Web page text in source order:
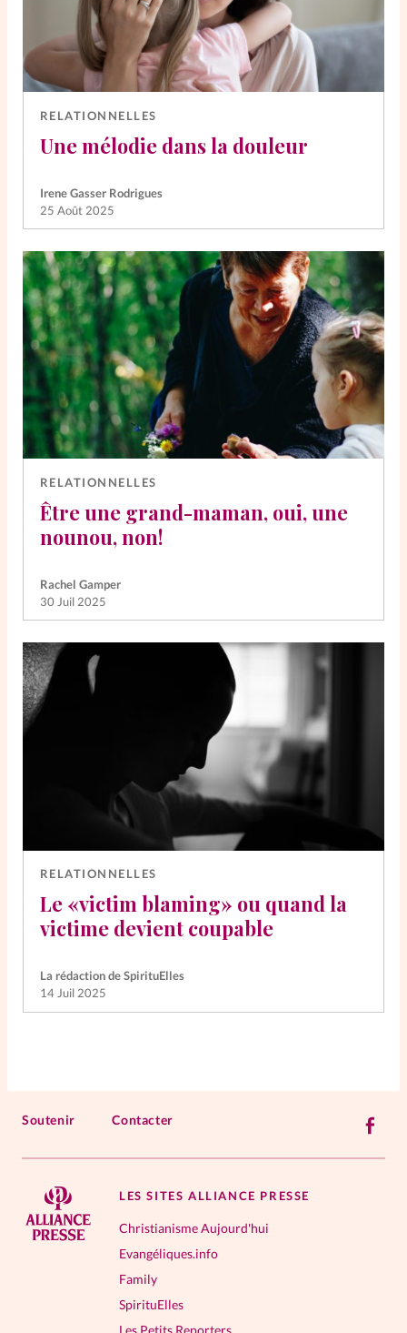
RELATIONNELLES
Une mélodie dans la douleur
Irene Gasser Rodrigues
25 Août 2025
RELATIONNELLES
Être une grand-maman, oui, une
nounou, non!
Rachel Gamper
30 Juil 2025
RELATIONNELLES
Le «victim blaming» ou quand la
victime devient coupable
La rédaction de SpirituElles
14 Juil 2025
Soutenir Contacter
LES SITES ALLIANCE PRESSE
Christianisme Aujourd'hui
Evangéliques.info
Family
SpirituElles
Les Petits Reporters